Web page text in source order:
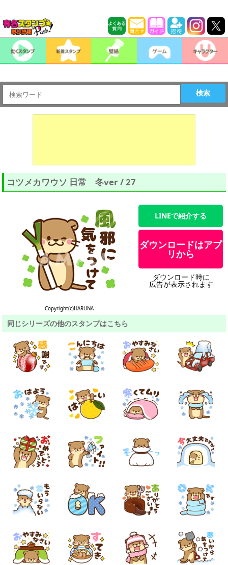
検索
コツメカワウソ 日常 冬ver / 27
Copyright(c)HARUNA
LINEで紹介する
ダウンロードはアプ
リから
ダウンロード時に
広告が表示されます
同じシリーズの他のスタンプはこちら